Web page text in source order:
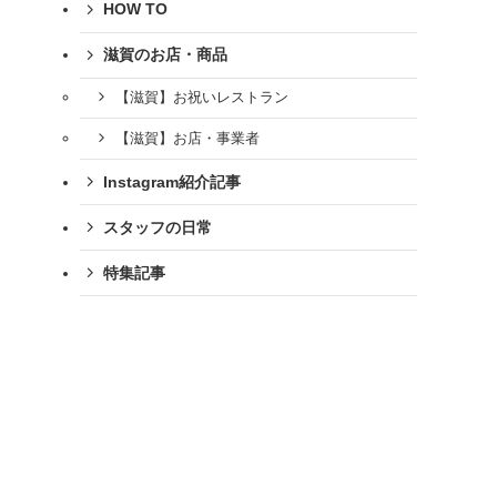
HOW TO
滋賀のお店・商品
【滋賀】お祝いレストラン
【滋賀】お店・事業者
Instagram紹介記事
スタッフの日常
特集記事